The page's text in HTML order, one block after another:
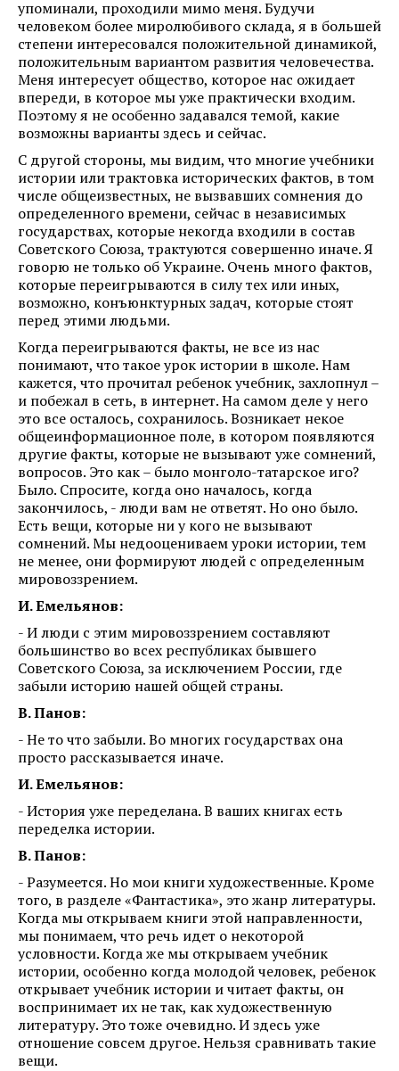
упоминали, проходили мимо меня. Будучи
человеком более миролюбивого склада, я в большей
степени интересовался положительной динамикой,
положительным вариантом развития человечества.
Меня интересует общество, которое нас ожидает
впереди, в которое мы уже практически входим.
Поэтому я не особенно задавался темой, какие
возможны варианты здесь и сейчас.
С другой стороны, мы видим, что многие учебники
истории или трактовка исторических фактов, в том
числе общеизвестных, не вызвавших сомнения до
определенного времени, сейчас в независимых
государствах, которые некогда входили в состав
Советского Союза, трактуются совершенно иначе. Я
говорю не только об Украине. Очень много фактов,
которые переигрываются в силу тех или иных,
возможно, конъюнктурных задач, которые стоят
перед этими людьми.
Когда переигрываются факты, не все из нас
понимают, что такое урок истории в школе. Нам
кажется, что прочитал ребенок учебник, захлопнул –
и побежал в сеть, в интернет. На самом деле у него
это все осталось, сохранилось. Возникает некое
общеинформационное поле, в котором появляются
другие факты, которые не вызывают уже сомнений,
вопросов. Это как – было монголо-татарское иго?
Было. Спросите, когда оно началось, когда
закончилось, - люди вам не ответят. Но оно было.
Есть вещи, которые ни у кого не вызывают
сомнений. Мы недооцениваем уроки истории, тем
не менее, они формируют людей с определенным
мировоззрением.
И. Емельянов:
- И люди с этим мировоззрением составляют
большинство во всех республиках бывшего
Советского Союза, за исключением России, где
забыли историю нашей общей страны.
В. Панов:
- Не то что забыли. Во многих государствах она
просто рассказывается иначе.
И. Емельянов:
- История уже переделана. В ваших книгах есть
переделка истории.
В. Панов:
- Разумеется. Но мои книги художественные. Кроме
того, в разделе «Фантастика», это жанр литературы.
Когда мы открываем книги этой направленности,
мы понимаем, что речь идет о некоторой
условности. Когда же мы открываем учебник
истории, особенно когда молодой человек, ребенок
открывает учебник истории и читает факты, он
воспринимает их не так, как художественную
литературу. Это тоже очевидно. И здесь уже
отношение совсем другое. Нельзя сравнивать такие
вещи.